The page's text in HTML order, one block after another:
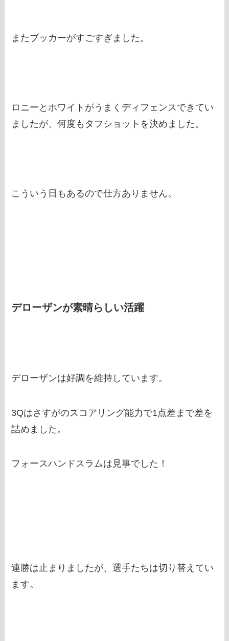
またブッカーがすごすぎました。
ロニーとホワイトがうまくディフェンスできてい
ましたが、何度もタフショットを決めました。
こういう日もあるので仕方ありません。
デローザンが素晴らしい活躍
デローザンは好調を維持しています。
3Qはさすがのスコアリング能力で1点差まで差を
詰めました。
フォースハンドスラムは見事でした！
連勝は止まりましたが、選手たちは切り替えてい
ます。